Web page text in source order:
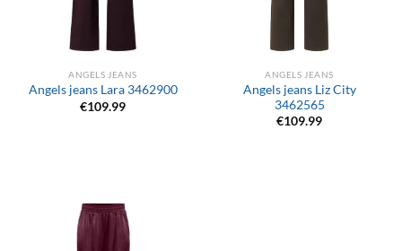
ANGELS JEANS
Angels jeans Lara 3462900
€109.99
ANGELS JEANS
Angels jeans Liz City
3462565
€109.99